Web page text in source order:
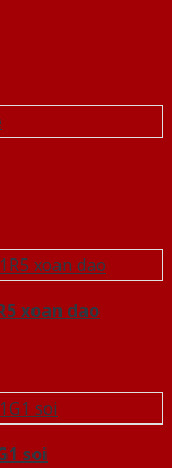
xoan dao
soi